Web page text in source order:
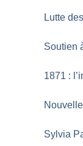
Lutte
Soutien
1871 :
Sylvia